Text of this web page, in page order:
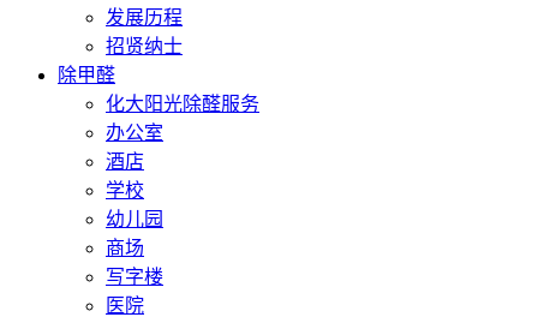
发展历程
招贤纳士
除甲醛
化大阳光除醛服务
办公室
酒店
学校
幼儿园
商场
写字楼
医院